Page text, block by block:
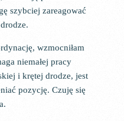
szybciej zareagować
wzmocniłam
niemałej pracy
i krętej drodze, jest
pozycję. Czuję się